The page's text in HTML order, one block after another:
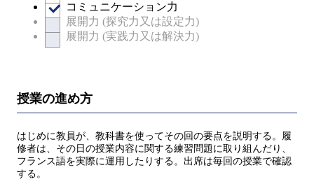
コミュニケーション力
展開力 (探究力又は設定力)
展開力 (実践力又は解決力)
授業の進め方
はじめに教員が、教科書を使ってその回の要点を説明する。履
修者は、その日の授業内容に関する練習問題に取り組んだり、
フランス語を実際に運用したりする。出席は毎回の授業で確認
する。